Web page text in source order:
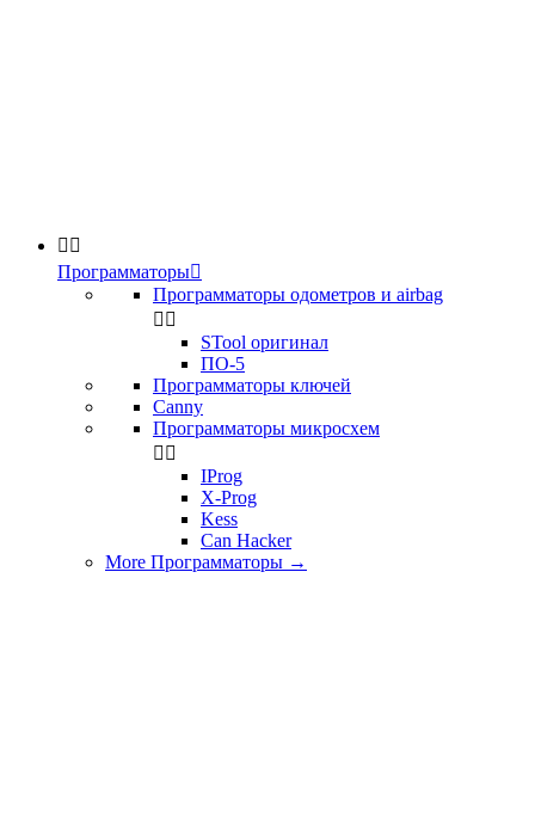
 
Программаторы
Программаторы одометров и airbag
 
STool оригинал
ПО-5
Программаторы ключей
Canny
Программаторы микросхем
 
IProg
X-Prog
Kess
Can Hacker
More Программаторы →